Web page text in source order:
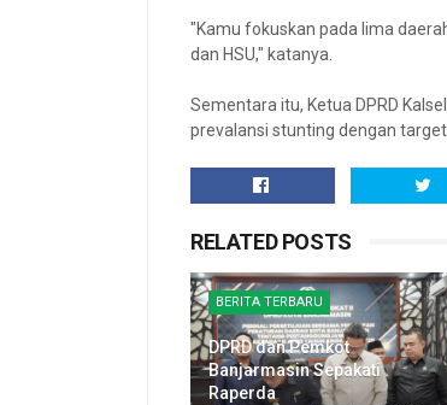
"Kamu fokuskan pada lima
dan HSU," katanya.
Sementara itu, Ketua DPRD
prevalansi stunting dengan
RELATED POSTS
BERITA TERBARU
DPRD dan Pemkot
Banjarmasin Sepakati
Raperda